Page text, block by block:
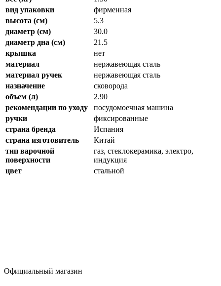
вид упаковки
фирменная
высота (см)
5.3
диаметр (см)
30.0
диаметр дна (см)
21.5
крышка
нет
материал
нержавеющая сталь
материал ручек
нержавеющая сталь
назначение
сковорода
объем (л)
2.90
рекомендации по уходу
посудомоечная машина
ручки
фиксированные
страна бренда
Испания
страна изготовитель
Китай
тип варочной
поверхности
газ, стеклокерамика, электро,
индукция
цвет
стальной
Официальный магазин